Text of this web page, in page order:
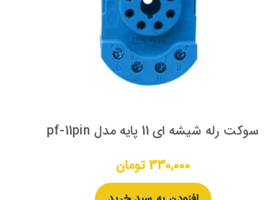
سوکت رله شیشه ای 11 پایه مدل pf-11pin
330,000تومان